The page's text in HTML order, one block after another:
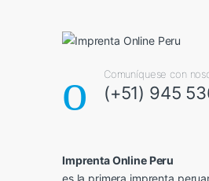
Comuníquese con
(+51) 945
Imprenta Online Peru
es la primera imprenta